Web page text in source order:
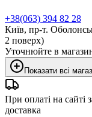
+38(063) 394 82 28
Київ, пр-т.
2 поверх)
Уточнюйте в
Показати всі
При оплаті на сайті
доставка